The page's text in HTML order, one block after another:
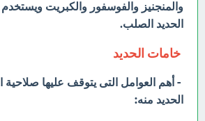
والمنجنيز والفوسفور والكبريت
الحديد الصلب.
خامات الحديد
- أهم العوامل التى يتوقف عليها صلاحية
الحديد منه: